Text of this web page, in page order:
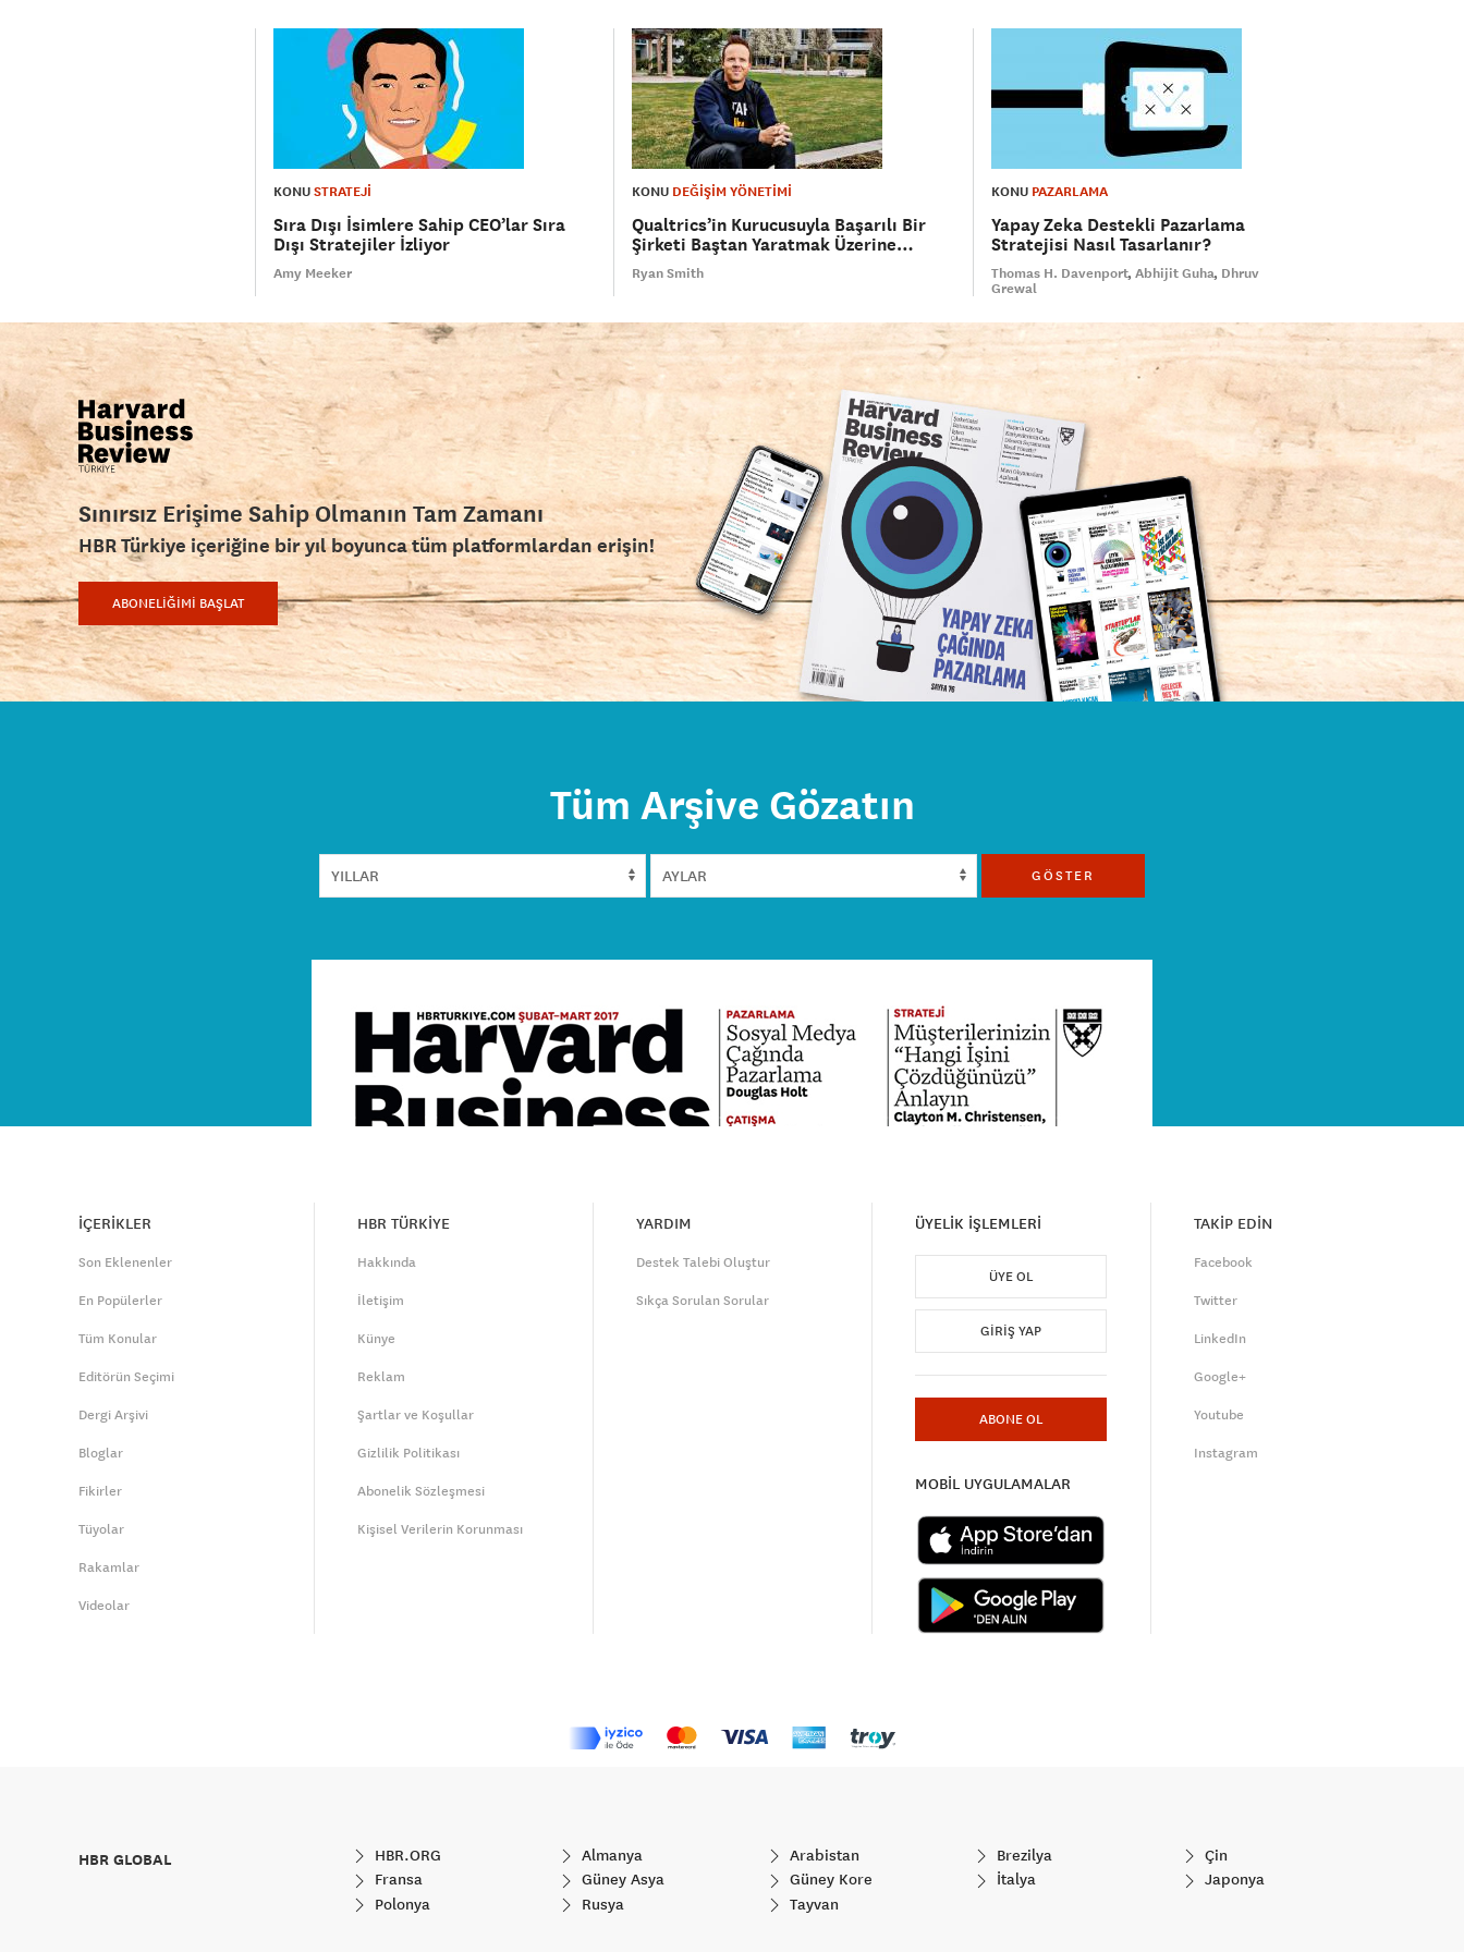
KONUSTRATEJİ
Sıra Dışı İsimlere Sahip CEO’lar Sıra
Dışı Stratejiler İzliyor
Amy Meeker
KONU DEĞİŞİM YÖNETİMİ
Qualtrics’in Kurucusuyla Başarılı Bir
Şirketi Baştan Yaratmak Üzerine…
Ryan Smith
KONU PAZARLAMA
Yapay Zeka Destekli Pazarlama
Stratejisi Nasıl Tasarlanır?
Thomas H. Davenport Abhijit Guha Dhruv
Grewal
Sınırsız Erişime Sahip Olmanın Tam Zamanı
HBR Türkiye içeriğine bir yıl boyunca tüm platformlardan erişin!
ABONELİĞİMİ BAŞLAT
Tüm Arşive Gözatın
GÖSTER
İÇERİKLER
Son Eklenenler
En Popülerler
Tüm Konular
Editörün Seçimi
Dergi Arşivi
Bloglar
Fikirler
Tüyolar
Rakamlar
Videolar
HBR TÜRKİYE
Hakkında
İletişim
Künye
Reklam
Şartlar ve Koşullar
Gizlilik Politikası
Abonelik Sözleşmesi
Kişisel Verilerin Korunması
YARDIM
Destek Talebi Oluştur
Sıkça Sorulan Sorular
ÜYELİK İŞLEMLERİ
ÜYE OL
GIRIŞ YAP
ABONE OL
MOBİL UYGULAMALAR
TAKİP EDİN
Facebook
Twitter
LinkedIn
Google+
Youtube
Instagram
HBR GLOBAL HBR.ORG Almanya Arabistan Brezilya
Çin
Fransa
Güney Asya Güney Kore İtalya
Japonya
Polonya
Rusya Tayvan